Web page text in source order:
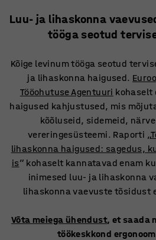
Luu- ja lihaskonna
tööga seotud
Kõige levinum tööga seotud
ja lihaskonna haigused.
Tööohutuse Agentuuri kohaselt
haigused kahjustused, mis
kõõluseid, sidemeid,
vereringesüsteemi. Raporti „
lihaskonna haigused: sagedus,
is” kohaselt kannatavad enam
inimesed luu- ja lihaskonna
lihaskonna vaevuste tõsidust
Võta meiega ühendust, et saada
töökeskkond